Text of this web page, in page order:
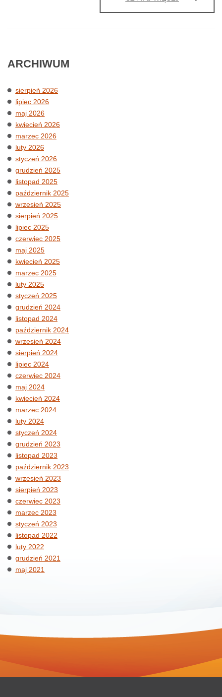
ARCHIWUM
sierpień 2026
lipiec 2026
maj 2026
kwiecień 2026
marzec 2026
luty 2026
styczeń 2026
grudzień 2025
listopad 2025
październik 2025
wrzesień 2025
sierpień 2025
lipiec 2025
czerwiec 2025
maj 2025
kwiecień 2025
marzec 2025
luty 2025
styczeń 2025
grudzień 2024
listopad 2024
październik 2024
wrzesień 2024
sierpień 2024
lipiec 2024
czerwiec 2024
maj 2024
kwiecień 2024
marzec 2024
luty 2024
styczeń 2024
grudzień 2023
listopad 2023
październik 2023
wrzesień 2023
sierpień 2023
czerwiec 2023
marzec 2023
styczeń 2023
listopad 2022
luty 2022
grudzień 2021
maj 2021